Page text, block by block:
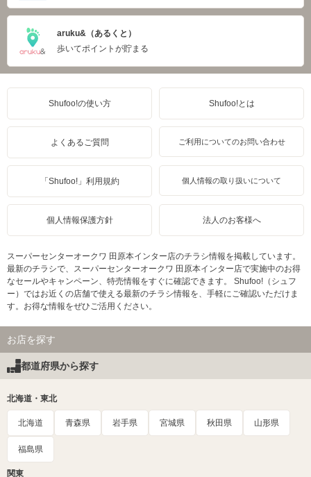
aruku&（あるくと）
歩いてポイントが貯まる
Shufoo!の使い方 Shufoo!とは
よくあるご質問 ご利用についてのお問い合わせ
「Shufoo!」利用規約 個人情報の取り扱いについて
個人情報保護方針 法人のお客様へ
スーパーセンターオークワ 田原本インター店のチラシ情報を掲載しています。
最新のチラシで、スーパーセンターオークワ 田原本インター店で実施中のお得
なセールやキャンペーン、特売情報をすぐに確認できます。 Shufoo!（シュフ
ー）ではお近くの店舗で使える最新のチラシ情報を、手軽にご確認いただけま
す。お得な情報をぜひご活用ください。
お店を探す
都道府県から探す
北海道・東北
北海道 青森県 岩手県 宮城県 秋田県 山形県
福島県
関東